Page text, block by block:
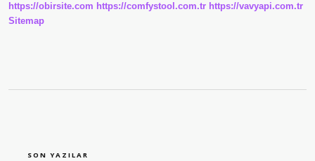
https://obirsite.com https://comfystool.com.tr https://vavyapi.com.tr
Sitemap
SON YAZILAR